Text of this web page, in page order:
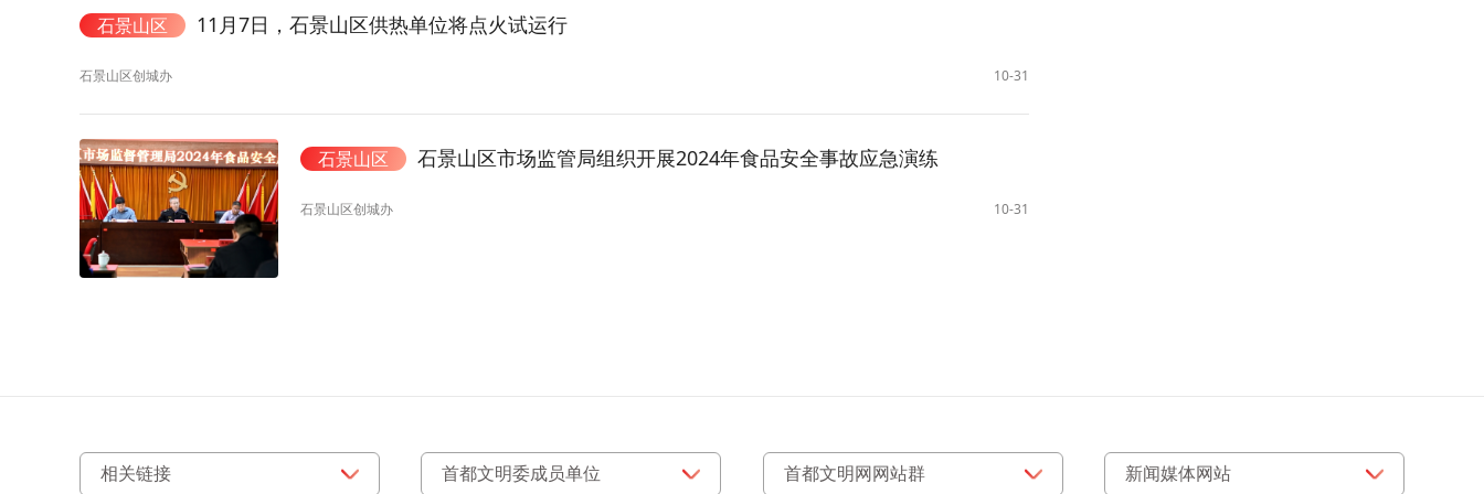
石景山区 11月7日，石景山区供热单位将点火试运行
石景山区创城办 10-31
石景山区 石景山区市场监管局组织开展2024年食品安全事故应急演练
石景山区创城办 10-31